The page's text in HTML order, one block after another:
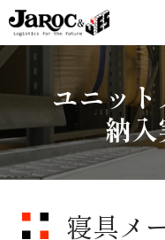
製品情報
企業情報
カタログダウンロード
ユニッ
納
寝具メ